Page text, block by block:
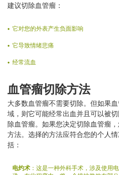
建议切除血管瘤：
它对您的外表产生负面影响
它导致情绪悲痛
经常流血
血管瘤切除方法
大多数血管瘤不需要切除。但如果
域，则它可能经常出血并且可以被
除血管瘤。如果您决定切除血管瘤
方法。选择的方法应符合您的个人
括：
电灼术 ：这是一种外科手术，涉及使用